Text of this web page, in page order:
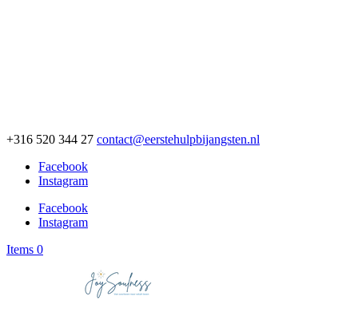
+316 520 344 27 contact@eerstehulpbijangsten.nl
Facebook
Instagram
Facebook
Instagram
Items 0